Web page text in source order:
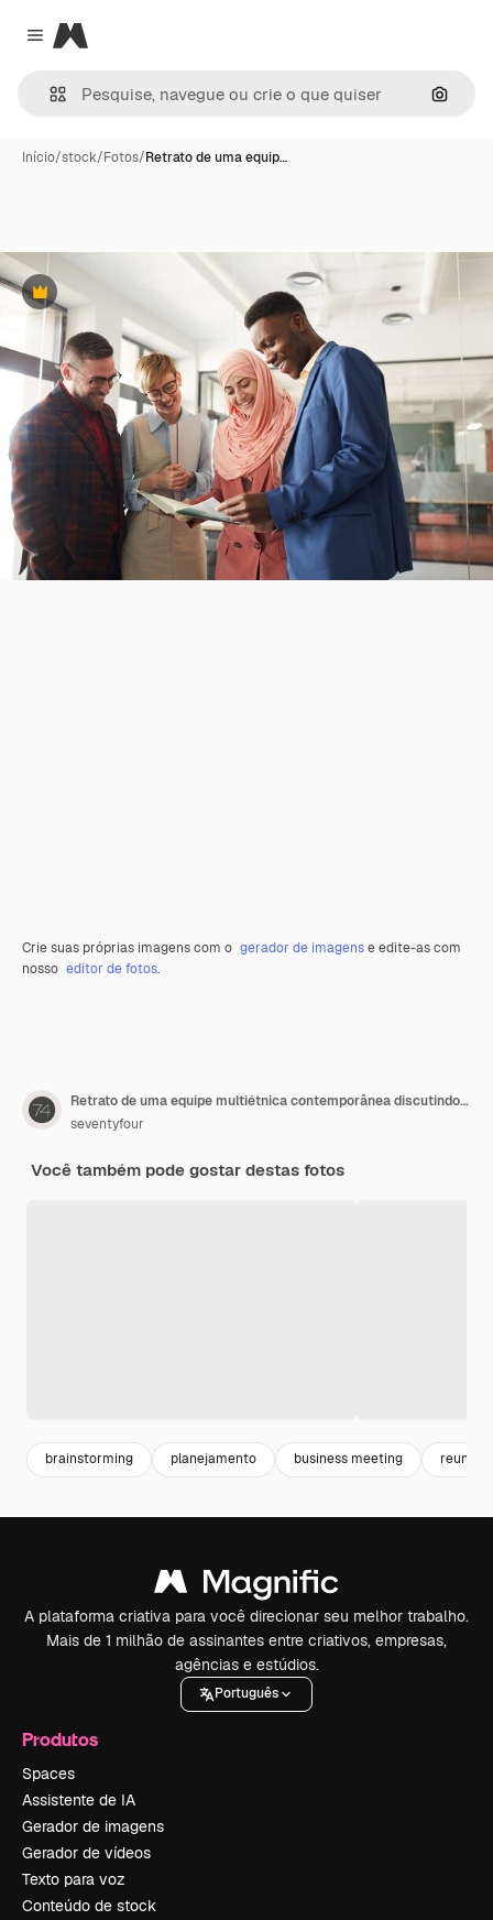
Close menu
Magnific
Início/stock/Fotos/Retrato de uma equip…
Premium
Crie suas próprias imagens com o gerador de imagense edite-as com
nosso editor de fotos.
Retrato de uma equipe multiétnica contemporânea discutindo projeto de negócios no escritório, foco na sorridente empresária muçulmana falando com colegas, copie o espaço
seventyfour
Você também pode gostar destas fotos
brainstorming planejamento business meeting reunião
A plataforma criativa para você direcionar seu melhor trabalho.
Mais de 1 milhão de assinantes entre criativos, empresas,
agências e estúdios.
Português
Produtos
Spaces
Assistente de IA
Gerador de imagens
Gerador de vídeos
Texto para voz
Conteúdo de stock